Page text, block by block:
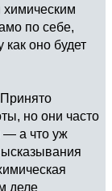
химическим
по себе,
как оно будет
но они часто
— а что уж
деле